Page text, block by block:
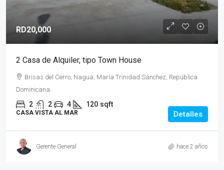
RD20,000
2 Casa de Alquiler, tipo Town House
Brisas del Cerro, Nagua, María Trinidad Sánchez, República
Dominicana
2 2 4 120 sqft
CASA VISTA AL MAR Detalles
Gerente General hace 2 años